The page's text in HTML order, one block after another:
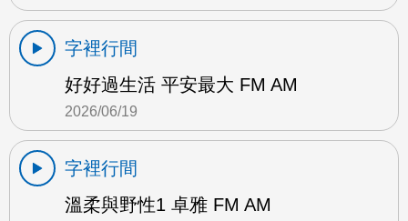
字裡行間
好好過生活 平安最大 FM AM
2026/06/19
字裡行間
溫柔與野性1 卓雅 FM AM